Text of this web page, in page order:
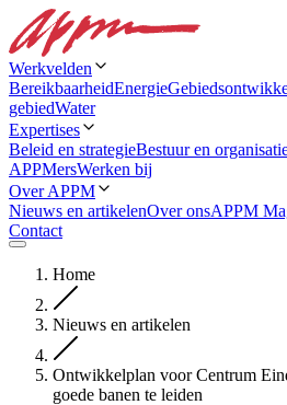
Werkvelden
BereikbaarheidEnergie
gebiedWater
Expertises
Beleid en strategieBestuur en
APPMersWerken bij
Over APPM
Nieuws en artikelenOver onsAPPM
Contact
Home
Nieuws en artikelen
Ontwikkelplan voor Centrum
goede banen te leiden